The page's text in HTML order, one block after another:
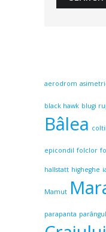
aerodrom
black hawk blugi
Bâlea
epicondil folclor
hallstatt higheghe
Mamut
parapanta